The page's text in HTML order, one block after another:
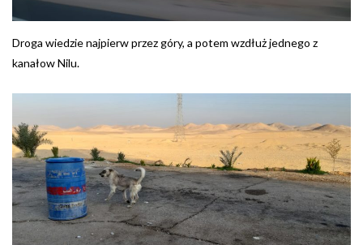
Droga wiedzie najpierw przez góry, a potem wzdłuż jednego z
kanałow Nilu.